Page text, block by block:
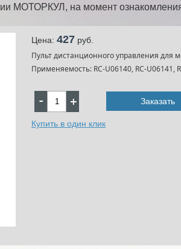
МОТОРКУЛ, на момент
Цена: 427 pуб.
Пульт дистанционного управления для
Применяемость: RC-U06140, RC-U06141,
Заказать
Купить в один клик